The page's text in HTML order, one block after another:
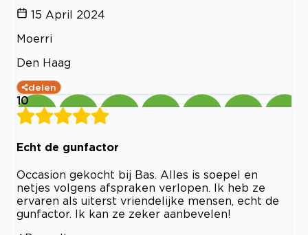
15 April 2024
Moerri
Den Haag
delen
10
Echt de gunfactor
Occasion gekocht bij Bas. Alles is soepel en
netjes volgens afspraken verlopen. Ik heb ze
ervaren als uiterst vriendelijke mensen, echt de
gunfactor. Ik kan ze zeker aanbevelen!